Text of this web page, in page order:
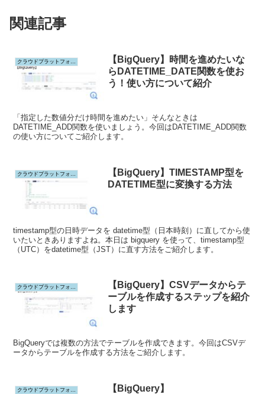
関連記事
【BigQuery】時間を進めたいな
らDATETIME_DATE関数を使お
う！使い方について紹介
「指定した数値分だけ時間を進めたい」そんなときは
DATETIME_ADD関数を使いましょう。今回はDATETIME_ADD関数
の使い方についてご紹介します。
クラウドプラットフォーム
【BigQuery】TIMESTAMP型を
DATETIME型に変換する方法
timestamp型の日時データを datetime型（日本時刻）に直してから使
いたいときありますよね。本日は bigquery を使って、timestamp型
（UTC）をdatetime型（JST）に直す方法をご紹介します。
【BigQuery】CSVデータからテ
ーブルを作成するステップを紹介
します
BigQueryでは複数の方法でテーブルを作成できます。今回はCSVデ
ータからテーブルを作成する方法をご紹介します。
クラウドプラットフォーム
【BigQuery】